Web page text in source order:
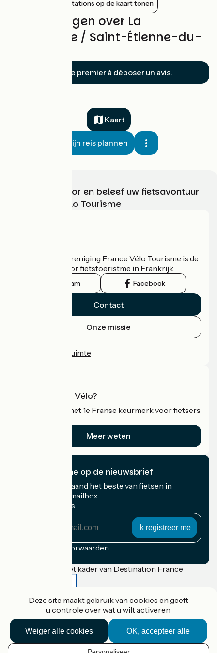
Nabijgelegen stations op de kaart tonen
Beoordelingen over La
Rabatelière / Saint-Étienne-du-
Soyez le premier à déposer un avis.
Kaart
Mijn reis plannen
Kies, bereid voor en beleef uw fietsavontuur
met France Vélo Tourisme
De nationale vereniging France Vélo Tourisme is de
officiële gids voor fietstoeristme in Frankrijk.
Instagram Facebook
Contact
Onze missie
Professionele ruimte
Wat is Accueil Vélo?
Accueil Vélo is het 1e Franse keurmerk voor fietsers
Meer weten
Ik abonneer me op de nieuwsbrief
Ontvang elke maand het beste van fietsen in
Frankrijk in uw mailbox.
Mijn e-mailadres
Inschrijvingsvoorwaarden
Gefinancierd in het kader van Destination France
Accueil Vélo Pro
Contact
Wettelijke informatie
Contact
Privacy policy
Deze site maakt gebruik van cookies en geeft
u controle over wat u wilt activeren
OK, accepteer alle
Weiger alle cookies